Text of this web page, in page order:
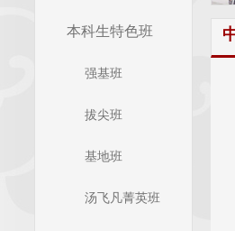
本科生特色班
强基班
拔尖班
基地班
汤飞凡菁英班